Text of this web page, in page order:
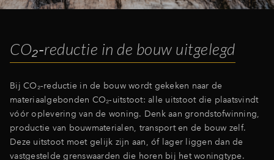
CO₂‑reductie in de bouw uitgelegd
Bij CO₂‑reductie in de bouw wordt gekeken naar de
materiaalgebonden CO₂‑uitstoot: alle uitstoot die plaatsvindt
vóór oplevering van de woning. Denk aan grondstofwinning,
productie van bouwmaterialen, transport en de bouw zelf.
Deze uitstoot moet gelijk zijn aan, óf lager liggen dan de
vastgestelde grenswaarden die horen bij het woningtype.